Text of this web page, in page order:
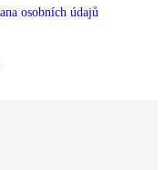
osobních údajů